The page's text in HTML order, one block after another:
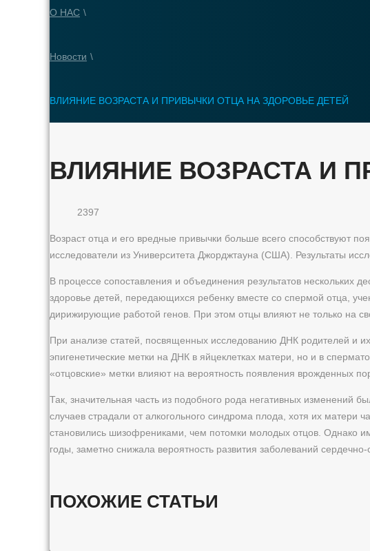
О НАС \
Новости \
ВЛИЯНИЕ ВОЗРАСТА И ПРИВЫЧКИ ОТЦА НА ЗДОРОВЬЕ ДЕТЕЙ
ВЛИЯНИЕ ВОЗРАСТА И
2397
Возраст отца и его вредные привычки больше всего способствуют
исследователи из Университета Джорджтауна (США). Результаты
В процессе сопоставления и объединения результатов нескольких
здоровье детей, передающихся ребенку вместе со спермой отца,
дирижирующие работой генов. При этом отцы влияют не только на
При анализе статей, посвященных исследованию ДНК родителей и
эпигенетические метки на ДНК в яйцеклетках матери, но и в
«отцовские» метки влияют на вероятность появления врожденных
Так, значительная часть из подобного рода негативных
случаев страдали от алкогольного синдрома плода, хотя их матери
становились шизофрениками, чем потомки молодых отцов. Однако
годы, заметно снижала вероятность развития заболеваний
ПОХОЖИЕ СТАТЬИ